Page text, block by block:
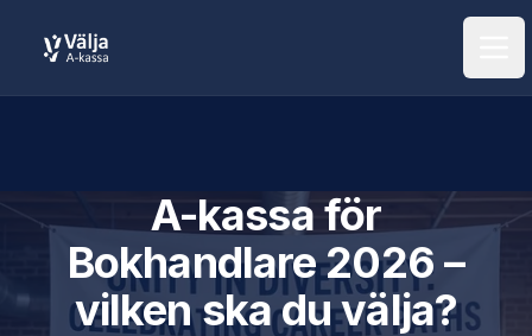
A-kassa för
Bokhandlare2026 –
vilken ska du välja?